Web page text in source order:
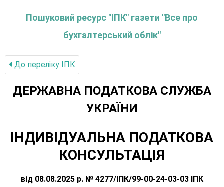
Пошуковий ресурс "ІПК" газети "Все про
бухгалтерський облік"
До переліку IПК
ДЕРЖАВНА ПОДАТКОВА СЛУЖБА
УКРАЇНИ
ІНДИВІДУАЛЬНА ПОДАТКОВА
КОНСУЛЬТАЦІЯ
від 08.08.2025 р. № 4277/ІПК/99-00-24-03-03 ІПК